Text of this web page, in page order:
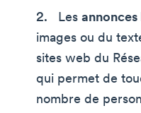
Les
images ou du
sites web du
qui permet de
nombre de